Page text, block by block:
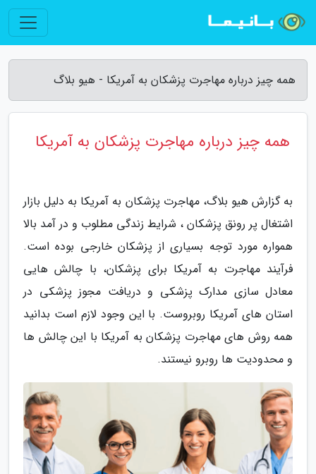
همه چیز درباره مهاجرت پزشکان به آمریکا - هیو بلاگ
همه چیز درباره مهاجرت پزشکان به آمریکا
به گزارش هیو بلاگ، مهاجرت پزشکان به آمریکا به دلیل بازار
اشتغال پر رونق پزشکان ، شرایط زندگی مطلوب و در آمد بالا
همواره مورد توجه بسیاری از پزشکان خارجی بوده است.
فرآیند مهاجرت به آمریکا برای پزشکان، با چالش هایی
معادل سازی مدارک پزشکی و دریافت مجوز پزشکی در
استان های آمریکا روبروست. با این وجود لازم است بدانید
همه روش های مهاجرت پزشکان به آمریکا با این چالش ها
و محدودیت ها روبرو نیستند.